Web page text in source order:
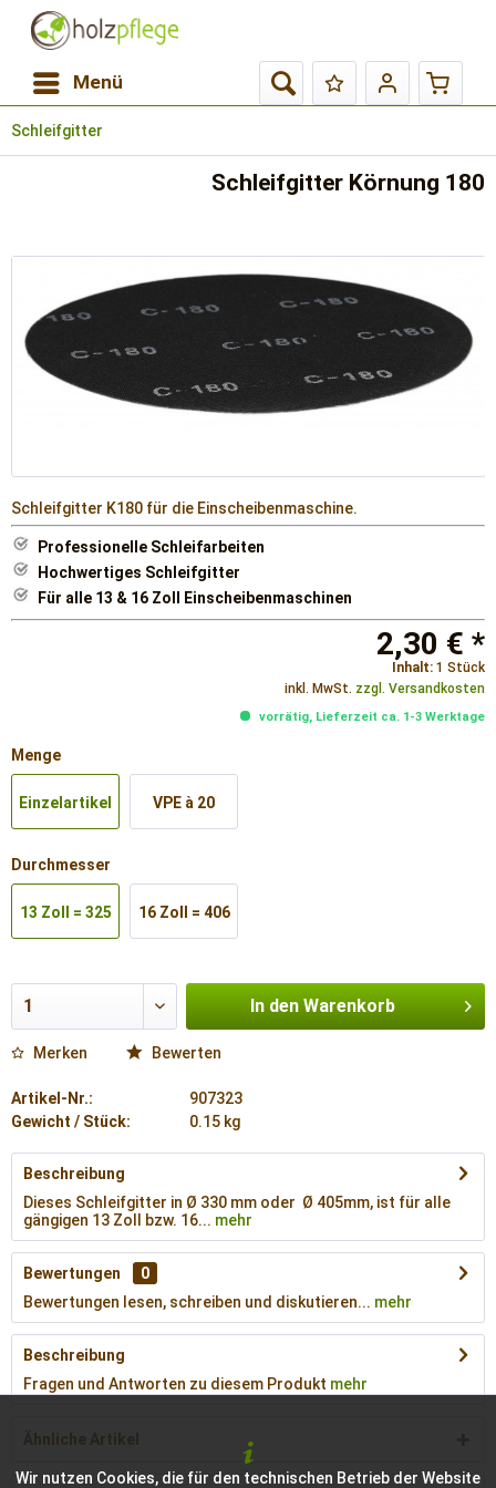
Menü
Schleifgitter
Schleifgitter Körnung 180
Schleifgitter K180 für die Einscheibenmaschine.
Professionelle Schleifarbeiten
Hochwertiges Schleifgitter
Für alle 13 & 16 Zoll Einscheibenmaschinen
2,30 € *
Inhalt: 1 Stück
inkl. MwSt. zzgl. Versandkosten
vorrätig, Lieferzeit ca. 1-3 Werktage
Menge
Einzelartikel VPE à 20
Durchmesser
13 Zoll = 325 16 Zoll = 406
In den Warenkorb
Merken Bewerten
Artikel-Nr.:
907323
Gewicht / Stück:
0.15 kg
Beschreibung
Dieses Schleifgitter in Ø 330 mm oder Ø 405mm, ist für alle
gängigen 13 Zoll bzw. 16... mehr
Bewertungen
0
Bewertungen lesen, schreiben und diskutieren... mehr
Beschreibung
Fragen und Antworten zu diesem Produkt mehr
Ähnliche Artikel
Wir nutzen Cookies, die für den technischen Betrieb der Website